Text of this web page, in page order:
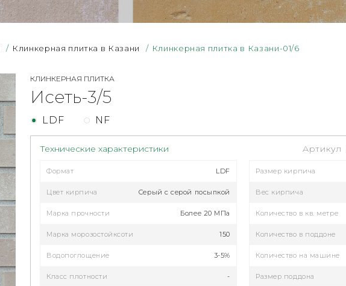
/ Клинкерная плитка в Казани / Клинкерная плитка в Казани-01/6
КЛИНКЕРНАЯ ПЛИТКА
Исеть-3/5
LDF NF
Технические характеристики Артикул
Формат LDF
Цвет кирпича Серый c серой посыпкой
Марка прочности Более 20 МПа
Марка морозостойксоти 150
Водопоглощение 3-5%
Класс плотности -
Размер кирпича
Вес кирпича
Количество в кв. метре
Количество в поддоне
Количество на машине
Размер поддона